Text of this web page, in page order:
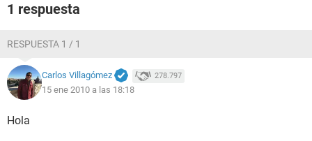
1 respuesta
RESPUESTA 1 / 1
Carlos Villagómez 278.797
15 ene 2010 a las 18:18
Hola